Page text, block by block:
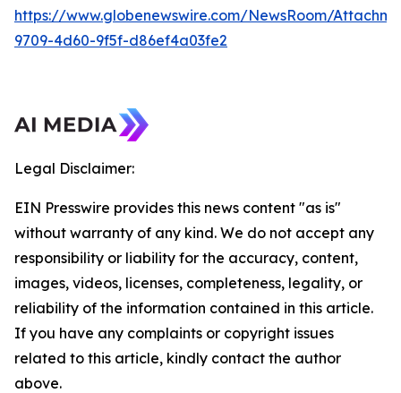
https://www.globenewswire.com/NewsRoom/
9709-4d60-9f5f-d86ef4a03fe2
Legal Disclaimer:
EIN Presswire provides this news content "as is"
without warranty of any kind. We do not accept any
responsibility or liability for the accuracy, content,
images, videos, licenses, completeness, legality, or
reliability of the information contained in this article.
If you have any complaints or copyright issues
related to this article, kindly contact the author
above.